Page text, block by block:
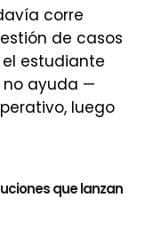
corre
de casos
estudiante
no ayuda —
luego
que lanzan